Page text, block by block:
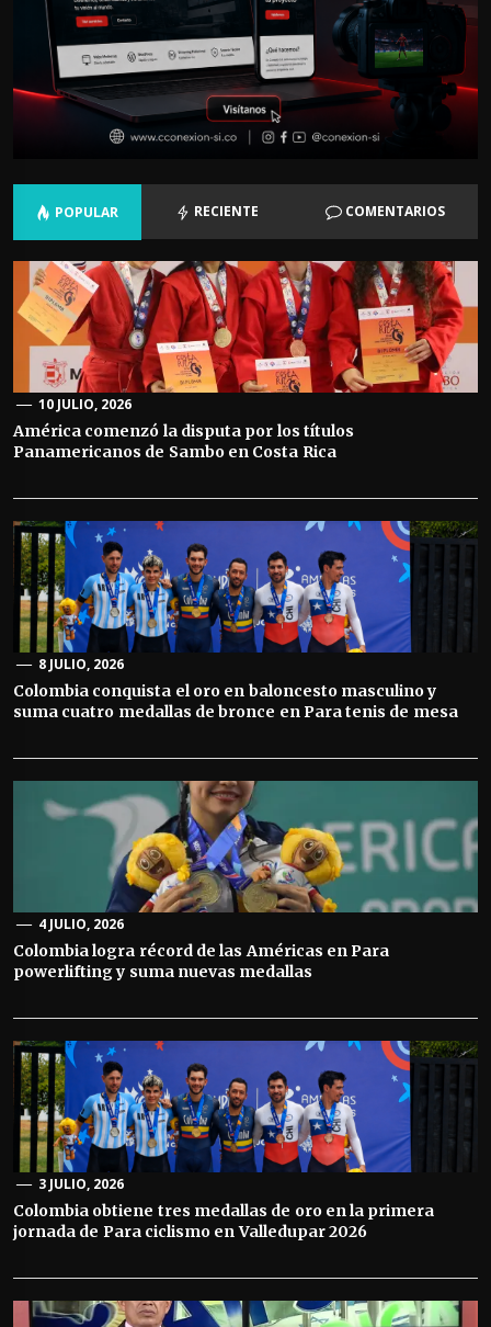
POPULAR RECIENTE COMENTARIOS
10 JULIO, 2026
América comenzó la disputa por los títulos
Panamericanos de Sambo en Costa Rica
8 JULIO, 2026
Colombia conquista el oro en baloncesto masculino y
suma cuatro medallas de bronce en Para tenis de mesa
4 JULIO, 2026
Colombia logra récord de las Américas en Para
powerlifting y suma nuevas medallas
3 JULIO, 2026
Colombia obtiene tres medallas de oro en la primera
jornada de Para ciclismo en Valledupar 2026